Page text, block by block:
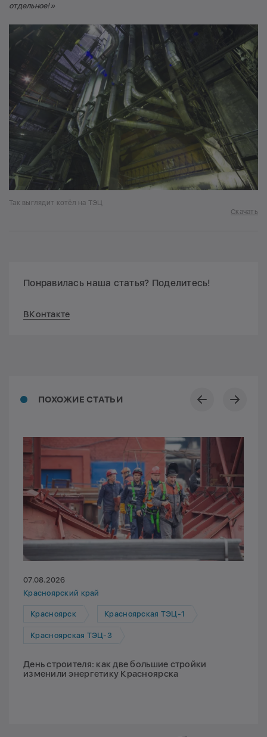
отдельное!»
Так выглядит котёл на ТЭЦ
Скачать
Понравилась наша статья? Поделитесь!
ВКонтакте
ПОХОЖИЕ СТАТЬИ
07.08.2026
Красноярский край
Красноярск Красноярская ТЭЦ-1
Красноярская ТЭЦ-3
День строителя: как две большие стройки
изменили энергетику Красноярска